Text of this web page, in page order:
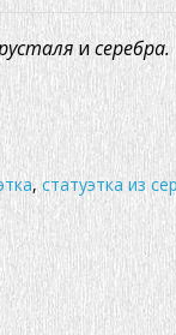
исеребра.
,статуэтка из